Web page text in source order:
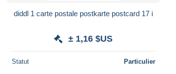
diddl 1 carte postale postkarte postcard 17 i
± 1,16 $US
Statut Particulier